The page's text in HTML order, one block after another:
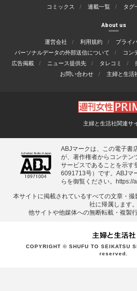
コミックス
連載一覧 タグ
About us
運営会社 利用規約
プライ
パーソナルデータの外部送信について
コン
広告掲載
ニュース提供先 タレコミ
お問い合わせ
主婦と生活
主婦と生活社関連サ
ABJマークは、この電子書
が、著作権者からコンテン
サービスであることを示す
6091713号）です。ABJマ
らを御覧ください。
https://
本サイトに掲載されているすべての⽂章・
社に帰属します。
他サイトや他媒体への無断転載・複製
COPYRIGHT © SHUFU TO SEIKATSU
reserved.